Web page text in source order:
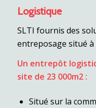
Logistique
SLTI fournis des
entreposage situé
Un entrepôt
site de 23 000m2 :
Situé sur la